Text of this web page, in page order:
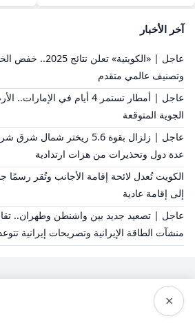
آخر الأخبار
عاجل | «الكويتية»
وتصنيف عالمي متقدم
عاجل | أمطار تستمر 4 أيام في
الجوية المتوقعة
عاجل | زلزال بقوة 5.6 ريختر
عدة دول وتحذيرات من هزات ارتدادية
الكويت تُعدل لائحة إقامة الأجانب وتُقر رسمًا
إلى إقامة عادية
عاجل | تصعيد جديد بين واشنطن وطهران..
منشآت الطاقة الإيرانية وتصريحات إيرانية
×